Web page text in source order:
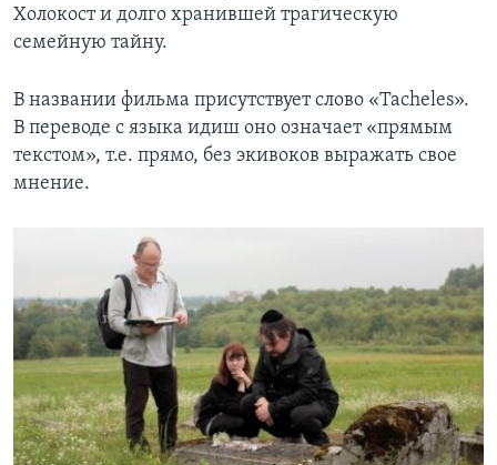
Холокост и долго хранившей трагическую
семейную тайну.
В названии фильма присутствует слово «Tacheles».
В переводе с языка идиш оно означает «прямым
текстом», т.е. прямо, без экивоков выражать свое
мнение.